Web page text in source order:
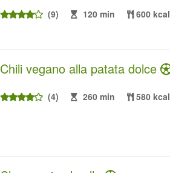
(9) 120 min 600 kcal
Chili vegano alla patata dolce
(4) 260 min 580 kcal